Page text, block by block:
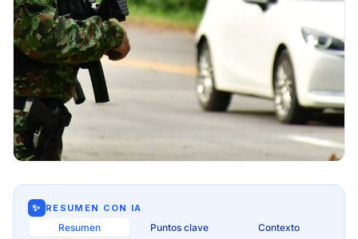
✨ RESUMEN CON IA
Resumen Puntos clave Contexto